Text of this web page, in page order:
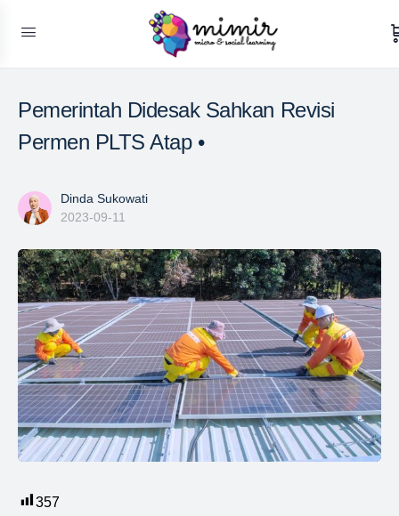
Pemerintah Didesak Sahkan Revisi
Permen PLTS Atap •
Dinda Sukowati
2023-09-11
357